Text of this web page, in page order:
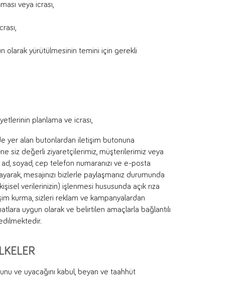
veya icrası,
olarak yürütülmesinin temini için gerekli
planlama ve icrası,
yer alan butonlardan iletişim butonuna
siz değerli ziyaretçilerimiz, müşterilerimiz veya
soyad, cep telefon numaranızı ve e-posta
mesajınızı bizlerle paylaşmanız durumunda
verilerinizin) işlenmesi hususunda açık rıza
kurma, sizleri reklam ve kampanyalardan
uygun olarak ve belirtilen amaçlarla bağlantılı
ve uyacağını kabul, beyan ve taahhüt